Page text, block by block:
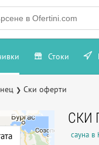
Стоки
❯ Ски оферти
СКИ
сауна в